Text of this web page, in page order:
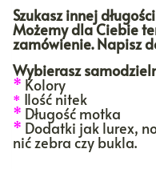
Szukasz innej
Możemy dla Ciebie
zamówienie. Napisz
Wybierasz
* Kolory
* Ilość nitek
* Długość motka
* Dodatki jak lurex,
nić zebra czy bukla.